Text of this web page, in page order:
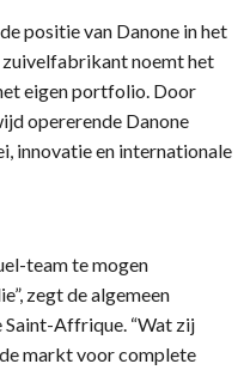
positie van Danone in het
noemt het
eigen portfolio. Door
opererende Danone
innovatie en internationale
team te mogen
zegt de algemeen
Saint-Affrique. “Wat zij
markt voor complete